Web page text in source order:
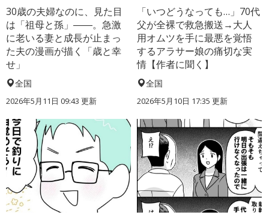
30歳の夫婦なのに、見た目
は「祖母と孫」――。急激
に老いる妻と成長が止まっ
た夫の漫画が描く「歳と幸
せ」
全国
2026年5月11日 09:43 更新
「いつどうなっても…」70代
父が全裸で救急搬送→大人
用オムツを手に最悪を覚悟
するアラサー娘の痛切な実
情【作者に聞く】
全国
2026年5月10日 17:35 更新